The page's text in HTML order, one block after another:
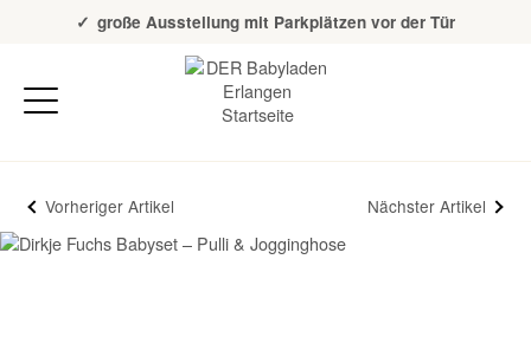
Über 20 Jahre Erfahrung
große Ausstellung mit Parkplätzen vor der Tür
Vorheriger Artikel Nächster Artikel